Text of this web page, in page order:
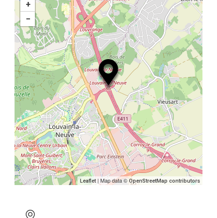
+
−
Leaflet | Map data ©OpenStreetMap contributors